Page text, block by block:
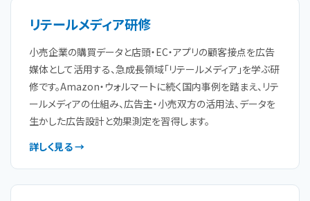
リテールメディア研修
小売企業の購買データと店頭・EC・アプリの顧客接点を広告
媒体として活用する、急成長領域「リテールメディア」を学ぶ研
修です。Amazon・ウォルマートに続く国内事例を踏まえ、リテ
ールメディアの仕組み、広告主・小売双方の活用法、データを
生かした広告設計と効果測定を習得します。
詳しく見る →